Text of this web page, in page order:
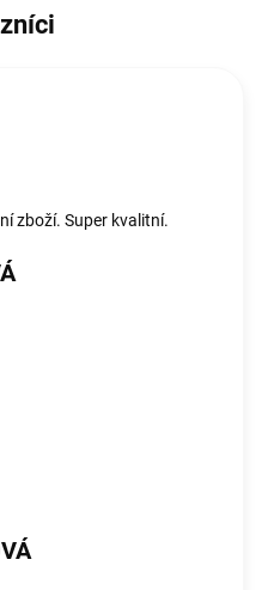
zboží. Super kvalitní.